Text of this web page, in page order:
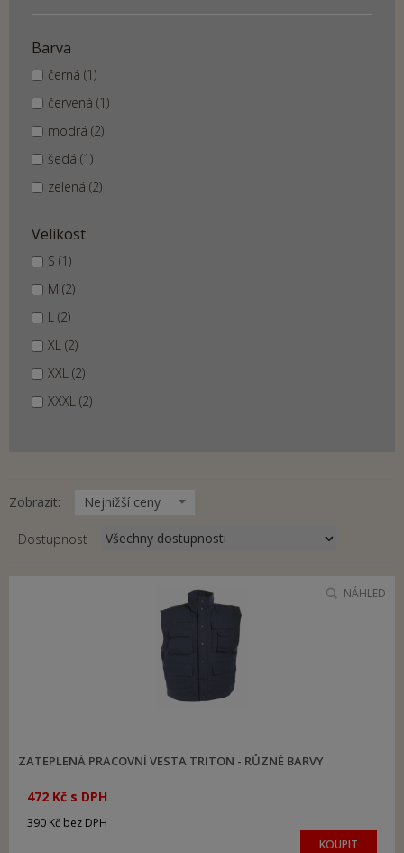
Barva
černá (1)
červená (1)
modrá (2)
šedá (1)
zelená (2)
Velikost
S (1)
M (2)
L (2)
XL (2)
XXL (2)
XXXL (2)
Zobrazit: Nejnižší ceny
Dostupnost
ZATEPLENÁ PRACOVNÍ VESTA TRITON - RŮZNÉ BARVY
472 Kč s DPH
390 Kč bez DPH
KOUPIT
NÁHLED